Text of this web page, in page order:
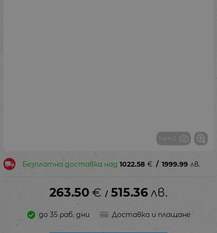
1 от 2
Безплатна доставка над 1022.58 € / 1999.99 лв.
263.50 € / 515.36 лв.
до 35 раб. дни Доставка и плащане